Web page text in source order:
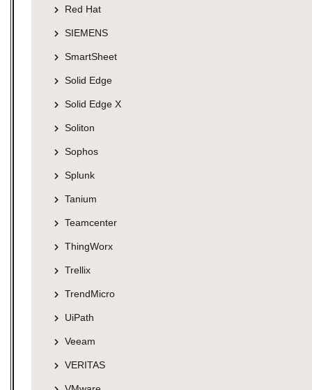
Red Hat
SIEMENS
SmartSheet
Solid Edge
Solid Edge X
Soliton
Sophos
Splunk
Tanium
Teamcenter
ThingWorx
Trellix
TrendMicro
UiPath
Veeam
VERITAS